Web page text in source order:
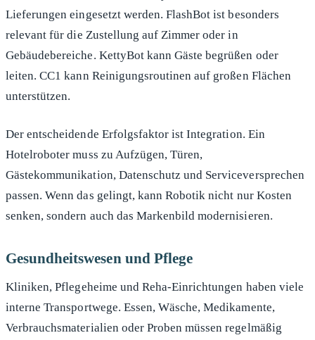
Lieferungen eingesetzt werden. FlashBot ist besonders
relevant für die Zustellung auf Zimmer oder in
Gebäudebereiche. KettyBot kann Gäste begrüßen oder
leiten. CC1 kann Reinigungsroutinen auf großen Flächen
unterstützen.
Der entscheidende Erfolgsfaktor ist Integration. Ein
Hotelroboter muss zu Aufzügen, Türen,
Gästekommunikation, Datenschutz und Serviceversprechen
passen. Wenn das gelingt, kann Robotik nicht nur Kosten
senken, sondern auch das Markenbild modernisieren.
Gesundheitswesen und Pflege
Kliniken, Pflegeheime und Reha-Einrichtungen haben viele
interne Transportwege. Essen, Wäsche, Medikamente,
Verbrauchsmaterialien oder Proben müssen regelmäßig